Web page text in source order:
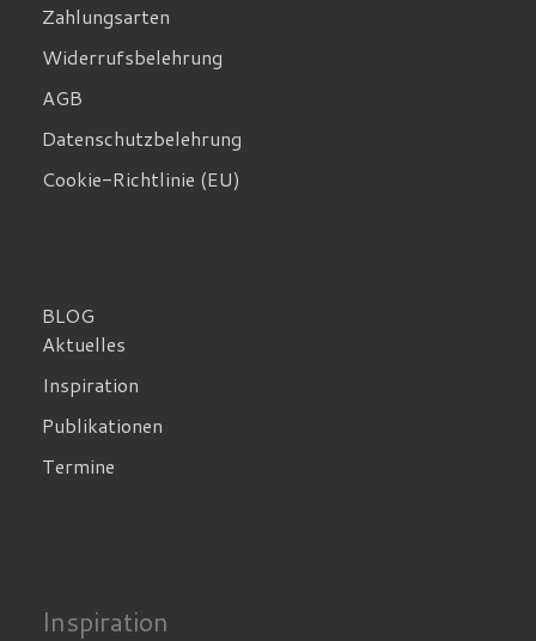
Zahlungsarten
Widerrufsbelehrung
AGB
Datenschutzbelehrung
Cookie-Richtlinie (EU)
BLOG
Aktuelles
Inspiration
Publikationen
Termine
Inspiration